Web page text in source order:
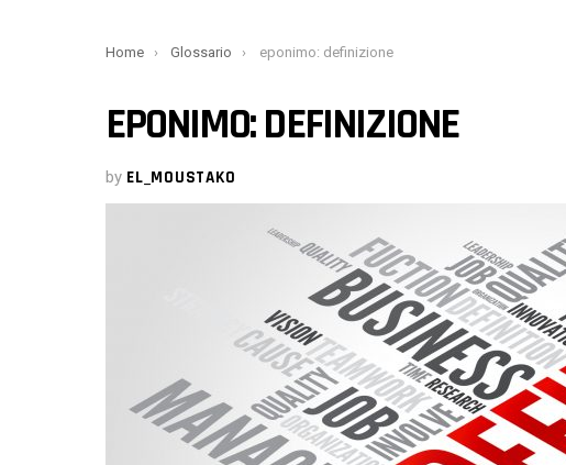
You are here:
Home Glossario eponimo: definizione
EPONIMO: DEFINIZIONE
by EL_MOUSTAKO